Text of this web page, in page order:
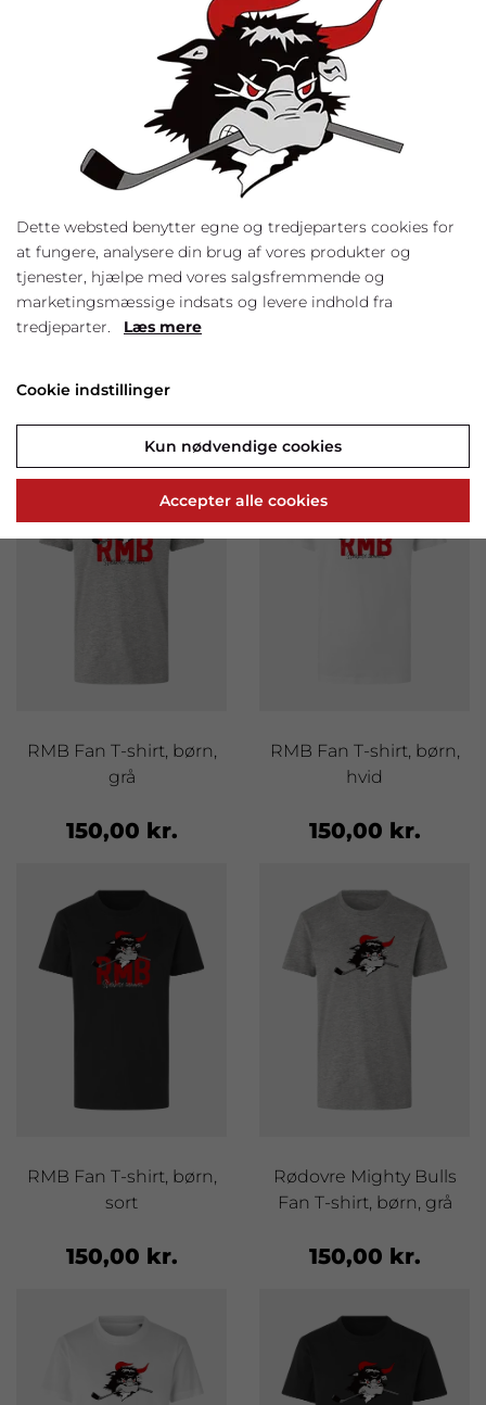
Mighty Bulls Fan T-shirt,
150,00 kr.
RMB Fan T-shirt, børn,
grå
150,00 kr.
RMB Fan T-shirt, børn,
hvid
150,00 kr.
RMB Fan T-shirt, børn,
sort
150,00 kr.
Rødovre Mighty Bulls
Fan T-shirt, børn, grå
150,00 kr.
Dette websted benytter egne og tredjeparters cookies for
at fungere, analysere din brug af vores produkter og
tjenester, hjælpe med vores salgsfremmende og
marketingsmæssige indsats og levere indhold fra
tredjeparter. Læs mere
Cookie indstillinger
Kun nødvendige cookies
Accepter alle cookies